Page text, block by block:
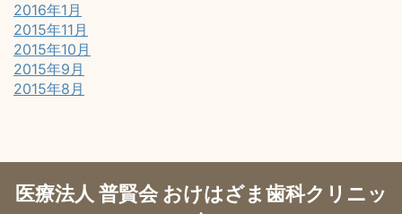
2016年1月
2015年11月
2015年10月
2015年9月
2015年8月
医療法人 普賢会 おけはざま歯科クリニッ